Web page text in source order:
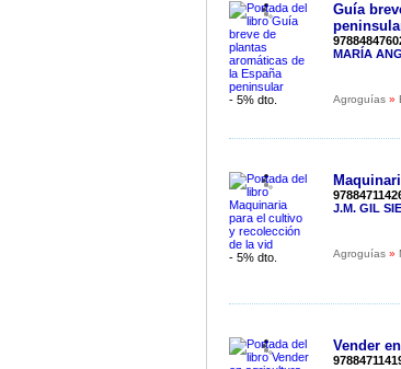
- 5% dto.
Guía
MARÍA
Agroguías»
- 5% dto.
J.M. GIL
Agroguías»
Vender